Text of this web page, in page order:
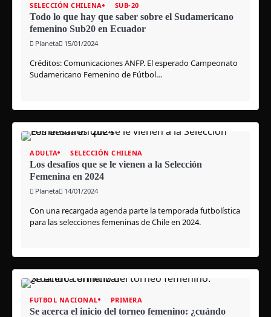
SELECCIÓN CHILENA SUB-20
Todo lo que hay que saber sobre el Sudamericano
femenino Sub20 en Ecuador
Planeta 15/01/2024
Créditos: Comunicaciones ANFP. El esperado Campeonato
Sudamericano Femenino de Fútbol…
ADULTA SELECCIÓN CHILENA
Los desafíos que se le vienen a la Selección
Femenina en 2024
Planeta 14/01/2024
Con una recargada agenda parte la temporada futbolística
para las selecciones femeninas de Chile en 2024.
FUTBOL NACIONAL PRIMERA
Se acerca el inicio del torneo femenino: ¿cuándo